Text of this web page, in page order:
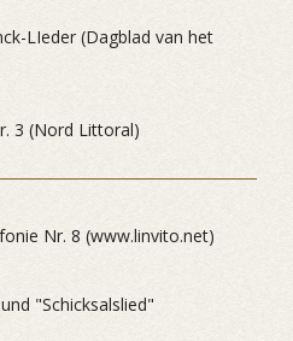
LIeder (Dagblad van het
3 (Nord Littoral)
Nr. 8 (www.linvito.net)
"Schicksalslied"